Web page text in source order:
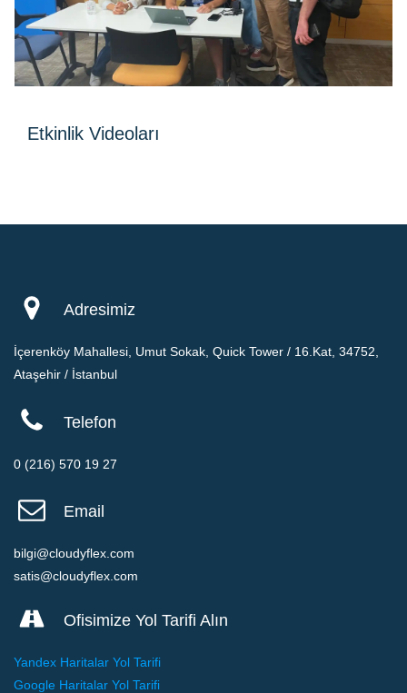
Etkinlik Videoları
Adresimiz
İçerenköy Mahallesi, Umut Sokak, Quick Tower / 16.Kat, 34752,
Ataşehir / İstanbul
Telefon
0 (216) 570 19 27
Email
bilgi@cloudyflex.com
satis@cloudyflex.com
Ofisimize Yol Tarifi Alın
Yandex Haritalar Yol Tarifi
Google Haritalar Yol Tarifi